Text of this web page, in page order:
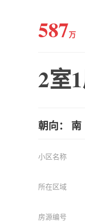
587万
2室
朝向： 南
小区名称
所在区域
房源编号